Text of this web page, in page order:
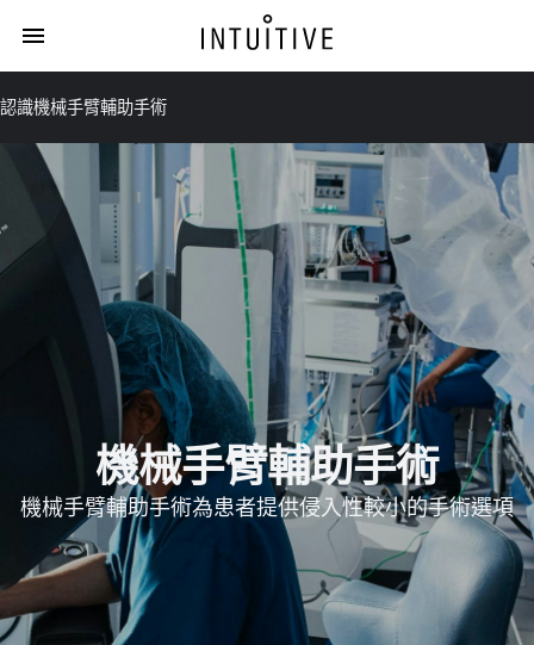
認識機械手臂輔助手術
機械手臂輔助手術
機械手臂輔助手術為患者提供侵入性較小的手術選項